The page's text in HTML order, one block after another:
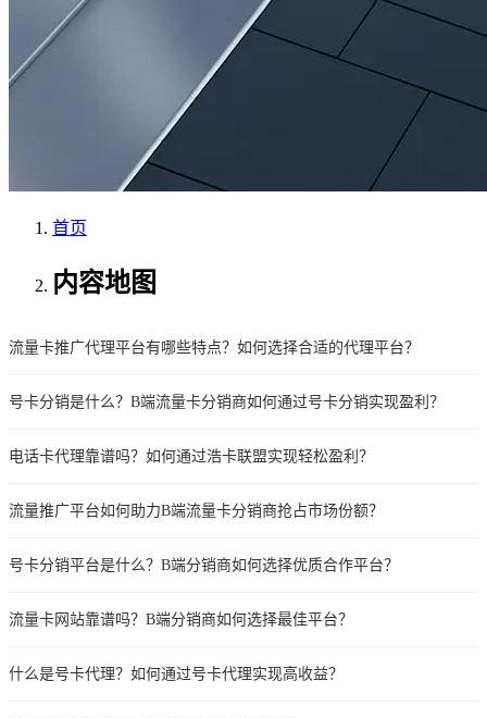
首页
内容地图
流量卡推广代理平台有哪些特点？如何选择合适的代理平台？
号卡分销是什么？B端流量卡分销商如何通过号卡分销实现盈利？
电话卡代理靠谱吗？如何通过浩卡联盟实现轻松盈利？
流量推广平台如何助力B端流量卡分销商抢占市场份额？
号卡分销平台是什么？B端分销商如何选择优质合作平台？
流量卡网站靠谱吗？B端分销商如何选择最佳平台？
什么是号卡代理？如何通过号卡代理实现高收益？